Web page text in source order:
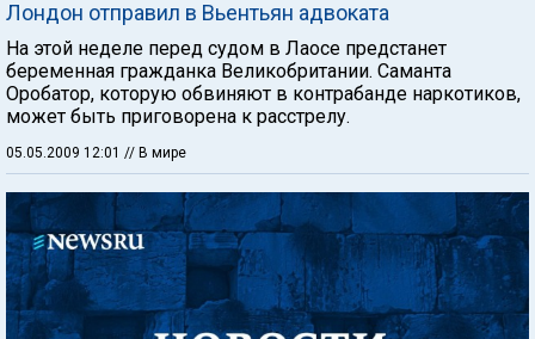
Лондон отправил в Вьентьян адвоката
На этой неделе перед судом в Лаосе предстанет
беременная гражданка Великобритании. Саманта
Оробатор, которую обвиняют в контрабанде наркотиков,
может быть приговорена к расстрелу.
05.05.2009 12:01 // В мире